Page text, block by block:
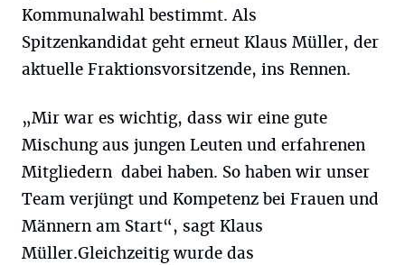
Kommunalwahl bestimmt. Als
Spitzenkandidat geht erneut Klaus Müller, der
aktuelle Fraktionsvorsitzende, ins Rennen.
„Mir war es wichtig, dass wir eine gute
Mischung aus jungen Leuten und erfahrenen
Mitgliedern dabei haben. So haben wir unser
Team verjüngt und Kompetenz bei Frauen und
Männern am Start“, sagt Klaus
Müller.Gleichzeitig wurde das